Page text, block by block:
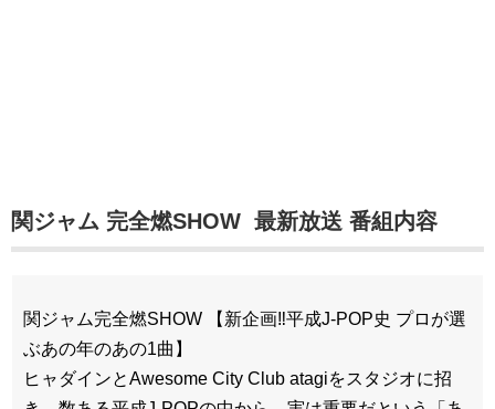
関ジャム 完全燃SHOW 最新放送 番組内容
関ジャム完全燃SHOW 【新企画‼平成J-POP史 プロが選
ぶあの年のあの1曲】
ヒャダインとAwesome City Club atagiをスタジオに招